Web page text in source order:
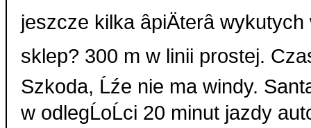
jeszcze kilka âpiÄterâ
sklep? 300 m w linii prostej.
Szkoda, Ĺźe nie ma windy.
w odlegĹoĹci 20 minut jazdy